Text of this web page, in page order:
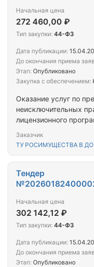
Оказание услуг по
неисключительных
лицензионного
Заказчик
ТУ РОСИМУЩЕСТВА В
Начальная цена
272 460,00 ₽
Тип закупки: 44-ФЗ
Дата публикации:
До окончания приема
Этап: Опубликовано
Закупка с обеспечением:
Тендер
Начальная цена
302 142,12 ₽
Тип закупки: 44-ФЗ
Дата публикации:
До окончания приема
Этап: Опубликовано